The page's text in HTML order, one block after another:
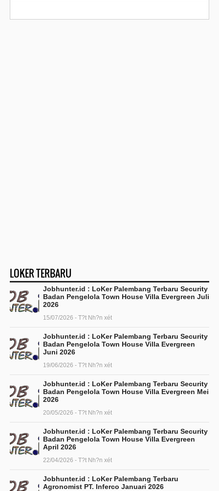
LOKER TERBARU
Jobhunter.id : LoKer Palembang Terbaru Security
Badan Pengelola Town House Villa Evergreen Juli
2026
15/07/2026 - T?t Nh?n xét
Jobhunter.id : LoKer Palembang Terbaru Security
Badan Pengelola Town House Villa Evergreen
Juni 2026
19/06/2026 - T?t Nh?n xét
Jobhunter.id : LoKer Palembang Terbaru Security
Badan Pengelola Town House Villa Evergreen Mei
2026
20/05/2026 - T?t Nh?n xét
Jobhunter.id : LoKer Palembang Terbaru Security
Badan Pengelola Town House Villa Evergreen
April 2026
22/04/2026 - T?t Nh?n xét
Jobhunter.id : LoKer Palembang Terbaru
Agronomist PT. Inferco Januari 2026